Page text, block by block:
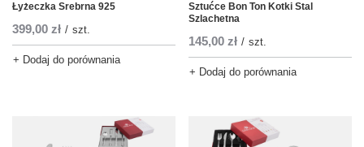
Łyżeczka Srebrna 925
399,00 zł / szt.
+ Dodaj do porównania
Sztućce Bon Ton Kotki Stal
Szlachetna
145,00 zł / szt.
+ Dodaj do porównania